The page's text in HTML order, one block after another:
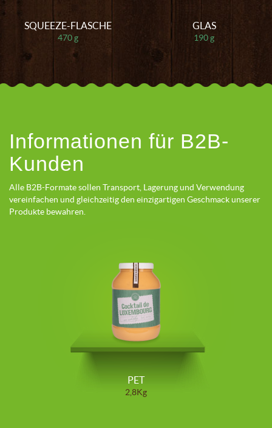
SQUEEZE-FLASCHE
470 g
GLAS
190 g
Informationen für B2B-
Kunden
Alle B2B-Formate sollen Transport, Lagerung und Verwendung
vereinfachen und gleichzeitig den einzigartigen Geschmack unserer
Produkte bewahren.
PET
2,8Kg